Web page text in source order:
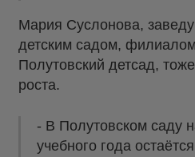
Мария Суслонова,
детским садом, филиалом
Полутовский детсад,
роста.
- В Полутовском саду
учебного года